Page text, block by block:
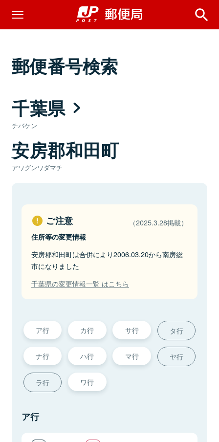
郵便番号検索
千葉県
チバケン
安房郡和田町
アワグンワダマチ
ご注意 （2025.3.28掲載）
住所等の変更情報
安房郡和田町は合併により2006.03.20から南房総
市になりました
千葉県の変更情報一覧 はこちら
ア行 カ行 サ行 タ行
ナ行 ハ行 マ行 ヤ行
ラ行 ワ行
ア行